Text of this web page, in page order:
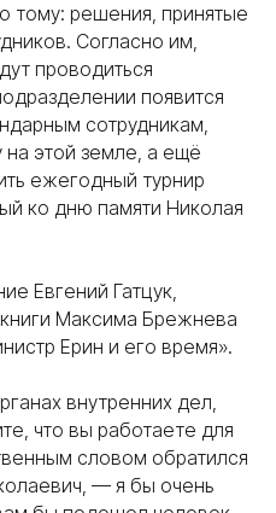
тому: решения, принятые
Согласно им,
проводиться
появится
сотрудникам,
этой земле, а ещё
ежегодный турнир
ко дню памяти Николая
Евгений Гатцук,
Максима Брежнева
Ерин и его время».
внутренних дел,
что вы работаете для
словом обратился
— я бы очень